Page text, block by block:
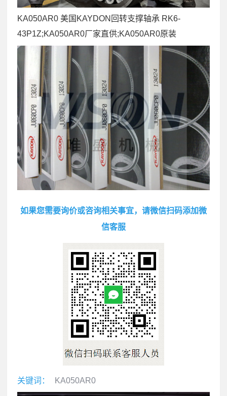
KA050AR0 美国KAYDON回转支撑轴承 RK6-
43P1Z;KA050AR0厂家直供;KA050AR0原装
如果您需要询价或咨询相关事宜，请微信扫码添加微
信客服
关键词： KA050AR0